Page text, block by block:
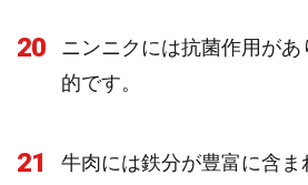
20
ニンニクには抗菌作用が
的です。
21
牛肉には鉄分が豊富に含